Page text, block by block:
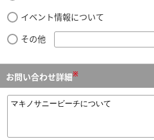
イベント情報について
その他
お問い合わせ詳細※